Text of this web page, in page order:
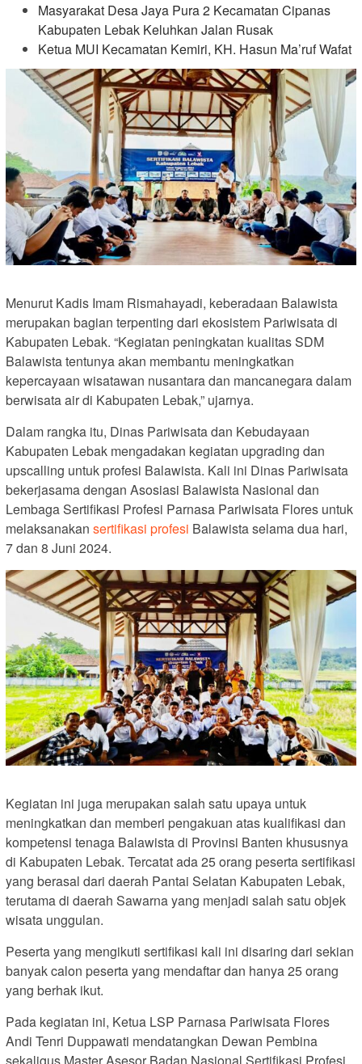
Masyarakat Desa Jaya Pura 2 Kecamatan Cipanas
Kabupaten Lebak Keluhkan Jalan Rusak
Ketua MUI Kecamatan Kemiri, KH. Hasun Ma’ruf Wafat
Menurut Kadis Imam Rismahayadi, keberadaan Balawista
merupakan bagian terpenting dari ekosistem Pariwisata di
Kabupaten Lebak. “Kegiatan peningkatan kualitas SDM
Balawista tentunya akan membantu meningkatkan
kepercayaan wisatawan nusantara dan mancanegara dalam
berwisata air di Kabupaten Lebak,” ujarnya.
Dalam rangka itu, Dinas Pariwisata dan Kebudayaan
Kabupaten Lebak mengadakan kegiatan upgrading dan
upscalling untuk profesi Balawista. Kali ini Dinas Pariwisata
bekerjasama dengan Asosiasi Balawista Nasional dan
Lembaga Sertifikasi Profesi Parnasa Pariwisata Flores untuk
melaksanakan sertifikasi profesi Balawista selama dua hari,
7 dan 8 Juni 2024.
Kegiatan ini juga merupakan salah satu upaya untuk
meningkatkan dan memberi pengakuan atas kualifikasi dan
kompetensi tenaga Balawista di Provinsi Banten khususnya
di Kabupaten Lebak. Tercatat ada 25 orang peserta sertifikasi
yang berasal dari daerah Pantai Selatan Kabupaten Lebak,
terutama di daerah Sawarna yang menjadi salah satu objek
wisata unggulan.
Peserta yang mengikuti sertifikasi kali ini disaring dari sekian
banyak calon peserta yang mendaftar dan hanya 25 orang
yang berhak ikut.
Pada kegiatan ini, Ketua LSP Parnasa Pariwisata Flores
Andi Tenri Duppawati mendatangkan Dewan Pembina